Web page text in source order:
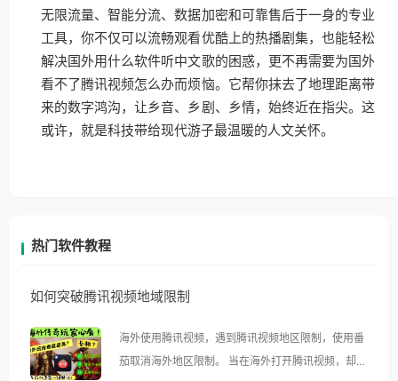
无限流量、智能分流、数据加密和可靠售后于一身的专业
工具，你不仅可以流畅观看优酷上的热播剧集，也能轻松
解决国外用什么软件听中文歌的困惑，更不再需要为国外
看不了腾讯视频怎么办而烦恼。它帮你抹去了地理距离带
来的数字鸿沟，让乡音、乡剧、乡情，始终近在指尖。这
或许，就是科技带给现代游子最温暖的人文关怀。
热门软件教程
如何突破腾讯视频地域限制
海外使用腾讯视频，遇到腾讯视频地区限制，使用番
茄取消海外地区限制。 当在海外打开腾讯视频，却突